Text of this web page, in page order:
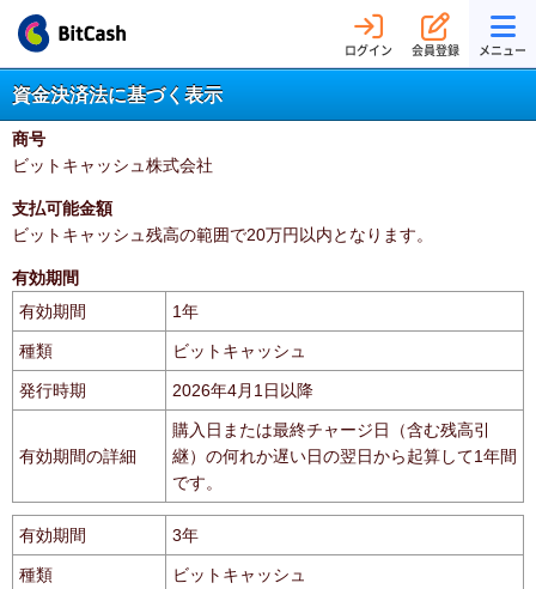
ログイン 会員登録 メニュー
資金決済法に基づく表示
商号
ビットキャッシュ株式会社
支払可能金額
ビットキャッシュ残高の範囲で20万円以内となります。
有効期間
有効期間
1年
種類 ビットキャッシュ
発行時期 2026年4月1日以降
有効期間の詳細
購入日または最終チャージ日（含む残高引
継）の何れか遅い日の翌日から起算して1年間
です。
有効期間 3年
種類 ビットキャッシュ